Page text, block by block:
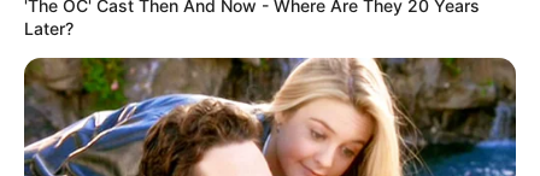
'The OC' Cast Then And Now - Where Are They 20 Years
Later?